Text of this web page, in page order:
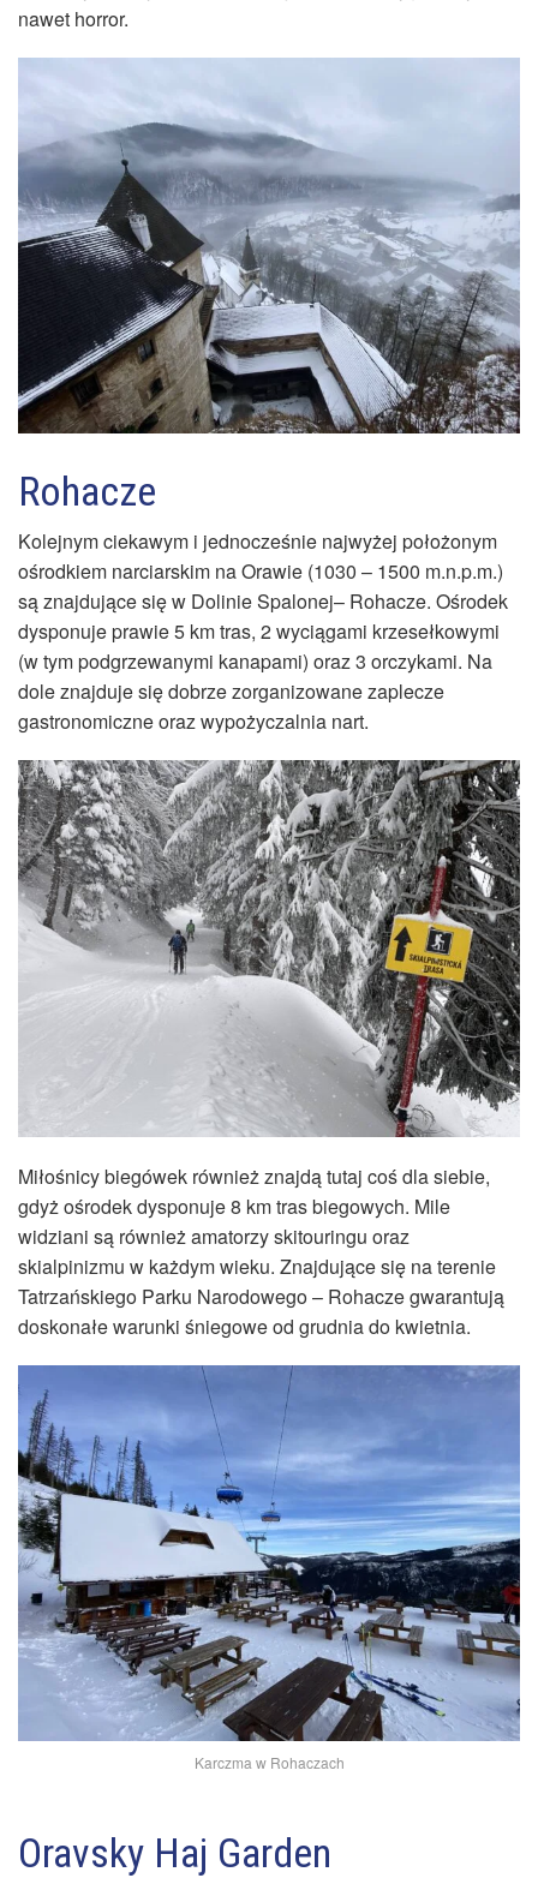
nawet horror.
Rohacze
Kolejnym ciekawym i jednocześnie najwyżej położonym
ośrodkiem narciarskim na Orawie (1030 – 1500 m.n.p.m.)
są znajdujące się w Dolinie Spalonej– Rohacze. Ośrodek
dysponuje prawie 5 km tras, 2 wyciągami krzesełkowymi
(w tym podgrzewanymi kanapami) oraz 3 orczykami. Na
dole znajduje się dobrze zorganizowane zaplecze
gastronomiczne oraz wypożyczalnia nart.
Miłośnicy biegówek również znajdą tutaj coś dla siebie,
gdyż ośrodek dysponuje 8 km tras biegowych. Mile
widziani są również amatorzy skitouringu oraz
skialpinizmu w każdym wieku. Znajdujące się na terenie
Tatrzańskiego Parku Narodowego – Rohacze gwarantują
doskonałe warunki śniegowe od grudnia do kwietnia.
Karczma w Rohaczach
Oravsky Haj Garden